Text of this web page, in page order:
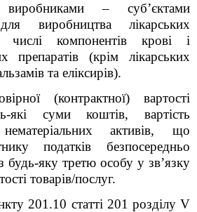
виробниками – суб’єктами
виробництва лікарських
компонентів крові і
препаратів (крім лікарських
та еліксирів).
(контрактної) вартості
які суми коштів, вартість
активів, що
податків безпосередньо
будь-яку третю особу у зв’язку
товарів/послуг.
201.10 статті 201 розділу V